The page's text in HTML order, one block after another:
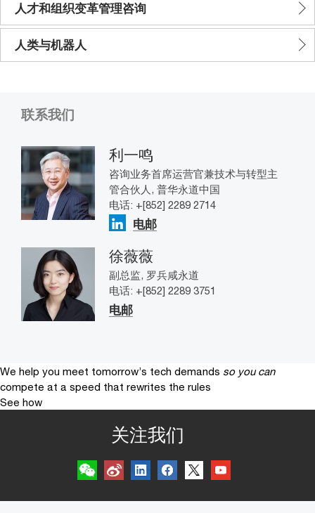
人才和组织变革管理咨询
人类与机器人
联系我们
利一鸣
咨询业务首席运营官兼技术与转型主
管合伙人, 普华永道中国
电话: +[852] 2289 2714
电邮
徐薇薇
副总监, 罗兵咸永道
电话: +[852] 2289 3751
电邮
We help you meet tomorrow’s tech demands so you can
compete at a speed that rewrites the rules
See how
关注我们